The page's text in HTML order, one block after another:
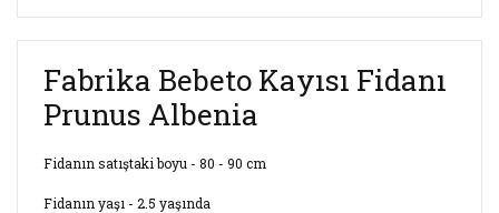
Fabrika Bebeto Kayısı Fidanı
Prunus Albenia
Fidanın satıştaki boyu - 80 - 90 cm
Fidanın yaşı - 2.5 yaşında